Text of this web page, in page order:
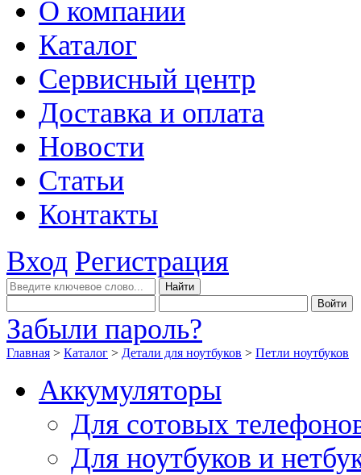
О компании
Каталог
Сервисный центр
Доставка и оплата
Новости
Статьи
Контакты
Вход Регистрация
Забыли пароль?
Главная > Каталог > Детали для ноутбуков > Петли ноутбуков
Аккумуляторы
Для сотовых
Для ноутбуков и